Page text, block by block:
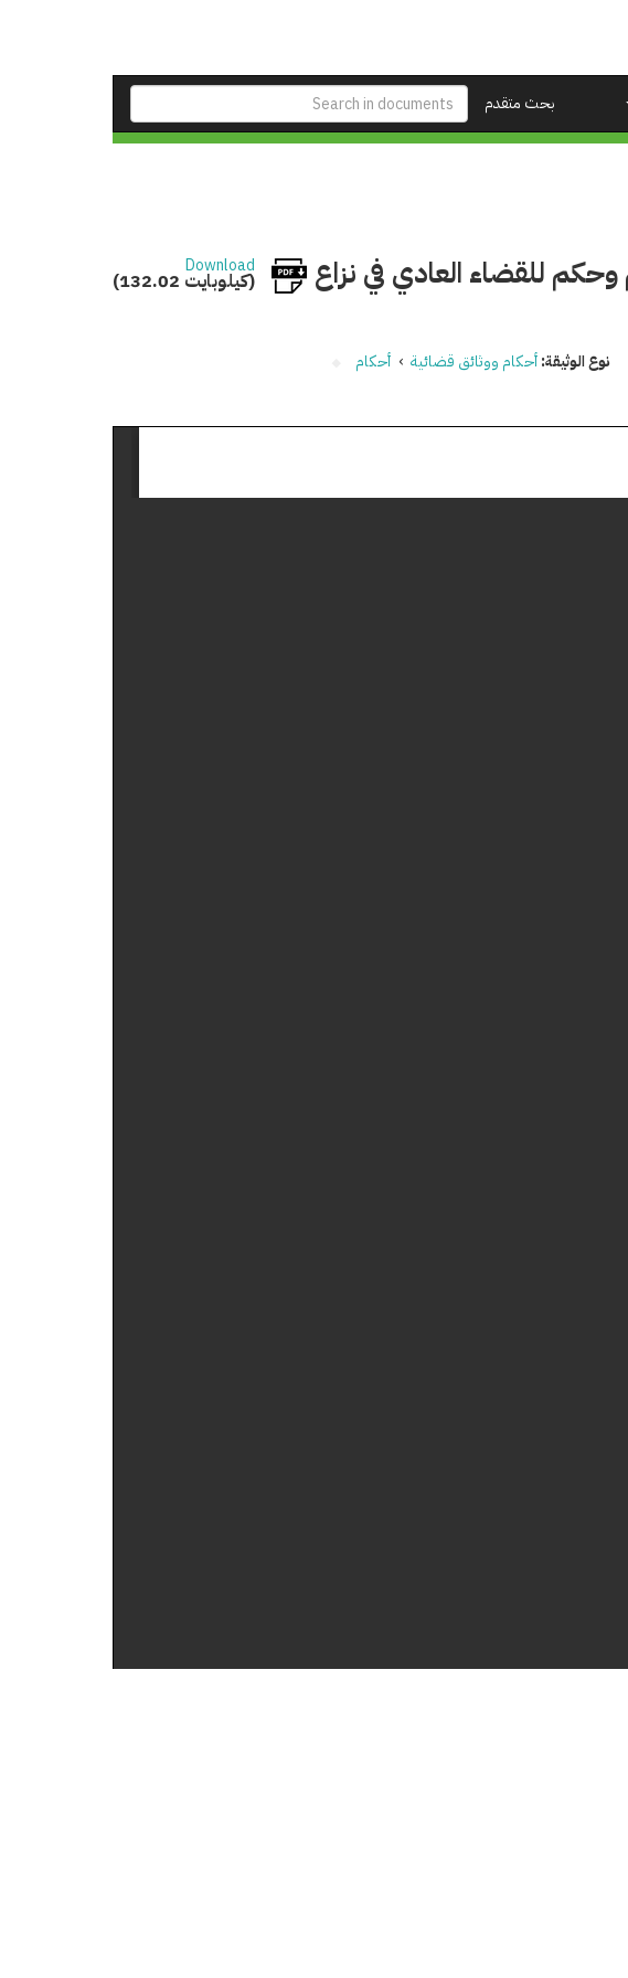
بحث متقدم
للقضاء العادي في نزاع Download
(132.02 كيلوبايت)
نوع الوثيقة:أحكام ووثائق قضائية › أحكام